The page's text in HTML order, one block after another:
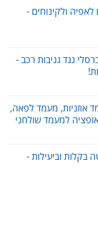
לאפיה ולקינוחים -
נגד גניבות רכב -
אוזניות, מעמד לפאה,
למעמד שולחני
בקלות וביעילות -